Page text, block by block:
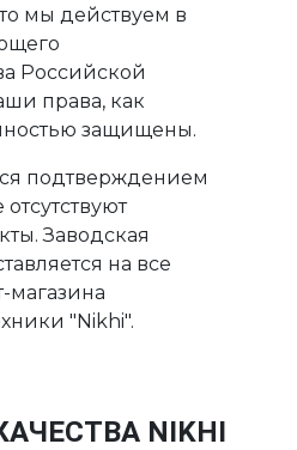
мы действуем в
Российской
права, как
защищены.
подтверждением
отсутствуют
Заводская
на все
магазина
"Nikhi".
NIKHI